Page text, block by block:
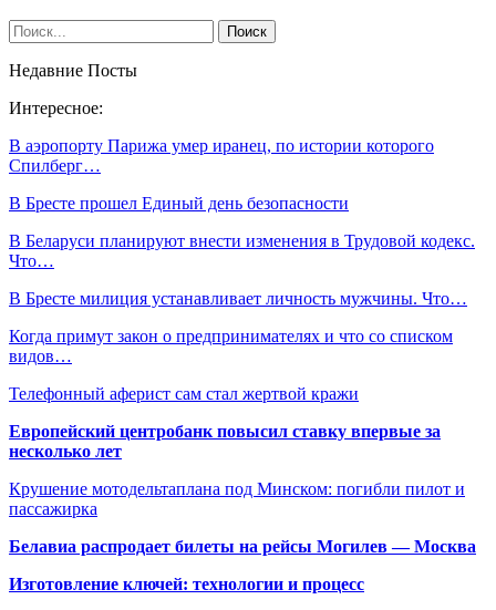
Недавние Посты
Интересное:
В аэропорту Парижа умер иранец, по истории которого
Спилберг…
В Бресте прошел Единый день безопасности
В Беларуси планируют внести изменения в Трудовой кодекс.
Что…
В Бресте милиция устанавливает личность мужчины. Что…
Когда примут закон о предпринимателях и что со списком
видов…
Телефонный аферист сам стал жертвой кражи
Европейский центробанк повысил ставку впервые за
несколько лет
Крушение мотодельтаплана под Минском: погибли пилот и
пассажирка
Белавиа распродает билеты на рейсы Могилев — Москва
Изготовление ключей: технологии и процесс